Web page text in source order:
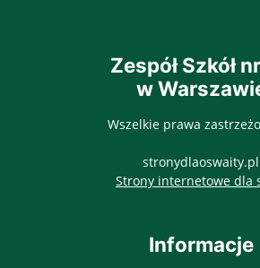
Zespół Szkół
w
Wszelkie prawa
stronydlaoswaity.pl
Strony internetowe dla
Informacje